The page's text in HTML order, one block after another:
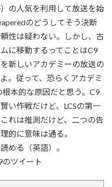
）の人気を利用して放送を始
のどうしてそう決断
性は疑わない。しかし、古
に移動するってことはC9
新しいアカデミーの放送の
。従って、恐らくアカデミ
本的な原因だと思う。C9
い作戦だけど、LCSの第一
れは推測だけど、二つの告
的に意味は通る。
める（英語）。
のツイート